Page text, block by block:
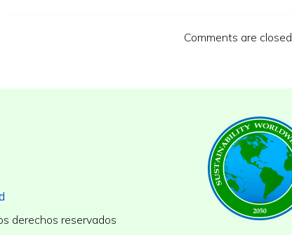
Comments are closed
derechos reservados